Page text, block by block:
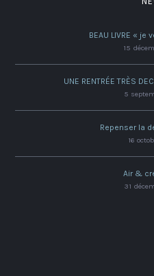
BEAU LIVRE « je
15
UNE RENTRÉE TRÈS
5
Repenser la
16
Air &
31